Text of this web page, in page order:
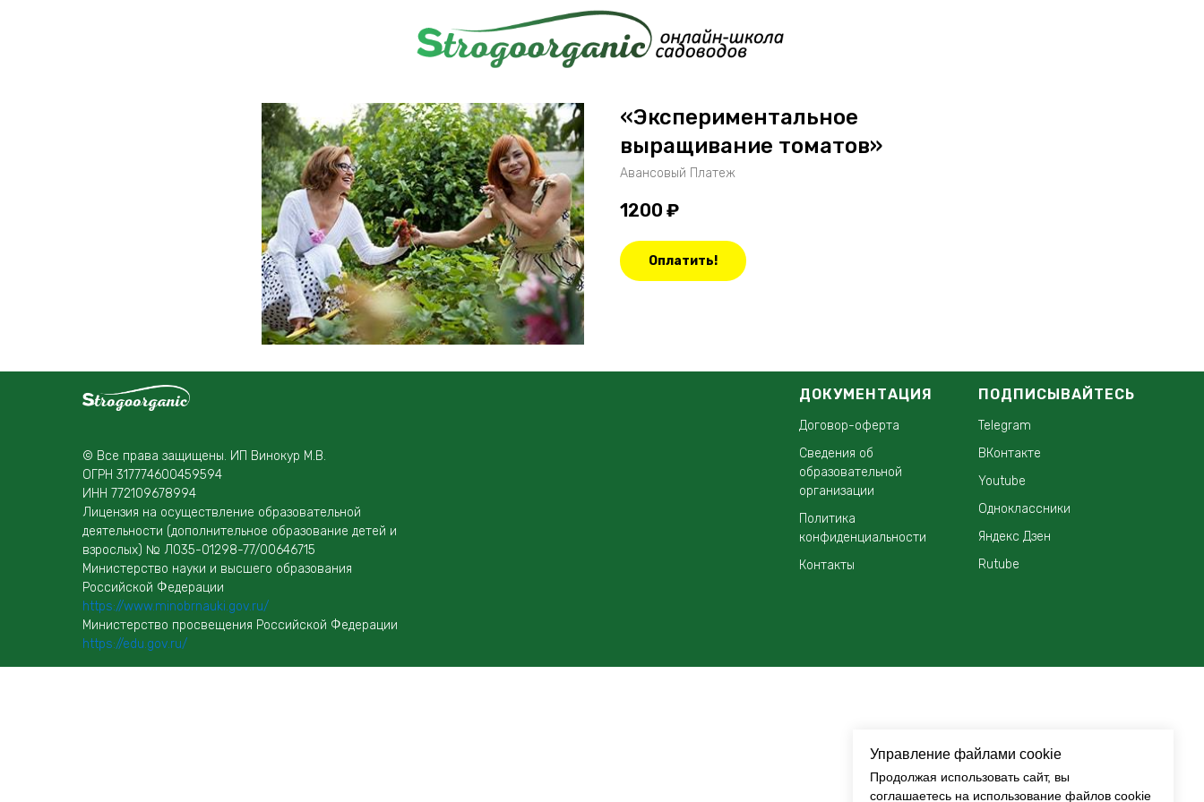
«Экспериментальное
выращивание томатов»
Авансовый Платеж
1200 ₽
Оплатить!
© Все права защищены. ИП Винокур М.В.
ОГРН 317774600459594
ИНН 772109678994
Лицензия на осуществление образовательной
деятельности (дополнительное образование детей и
взрослых) № Л035-01298-77/00646715
Министерство науки и высшего образования
Российской Федерации
https://www.minobrnauki.gov.ru/
Министерство просвещения Российской Федерации
https://edu.gov.ru/
ДОКУМЕНТАЦИЯ
Договор-оферта
Сведения об
образовательной
организации
Политика
конфиденциальности
Контакты
ПОДПИСЫВАЙТЕСЬ
Telegram
ВКонтакте
Youtube
Одноклассники
Яндекс Дзен
Rutube
Управление файлами cookie
Продолжая использовать сайт, вы
соглашаетесь на использование файлов cookie